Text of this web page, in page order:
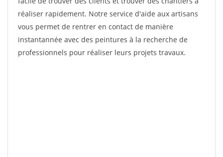
réaliser rapidement. Notre service d'aide aux artisans
vous permet de rentrer en contact de manière
instantannée avec des peintures à la recherche de
professionnels pour réaliser leurs projets travaux.